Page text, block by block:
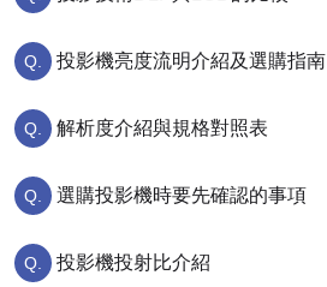
投影機亮度流明介紹及選購指南
解析度介紹與規格對照表
選購投影機時要先確認的事項
投影機投射比介紹